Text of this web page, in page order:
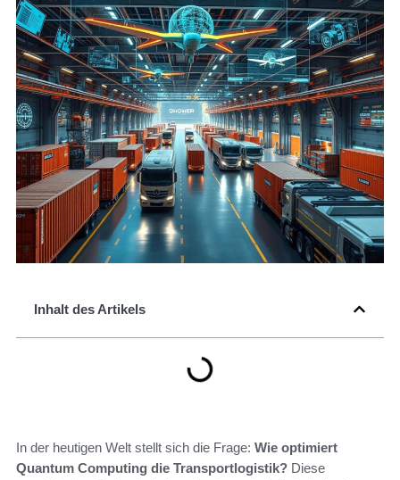
Inhalt des Artikels
In der heutigen Welt stellt sich die Frage: Wie optimiert
Quantum Computing die Transportlogistik? Diese